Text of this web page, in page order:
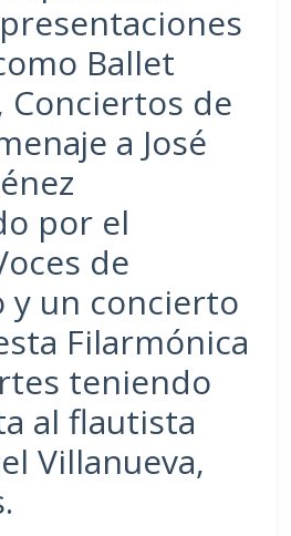
Ballet
Conciertos de
a José
por el
de
y un concierto
Filarmónica
teniendo
al flautista
Villanueva,